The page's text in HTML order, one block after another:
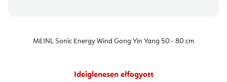
MEINL Sonic Energy Wind Gong Yin Yang 50 - 80 cm
Ideiglenesen elfogyott